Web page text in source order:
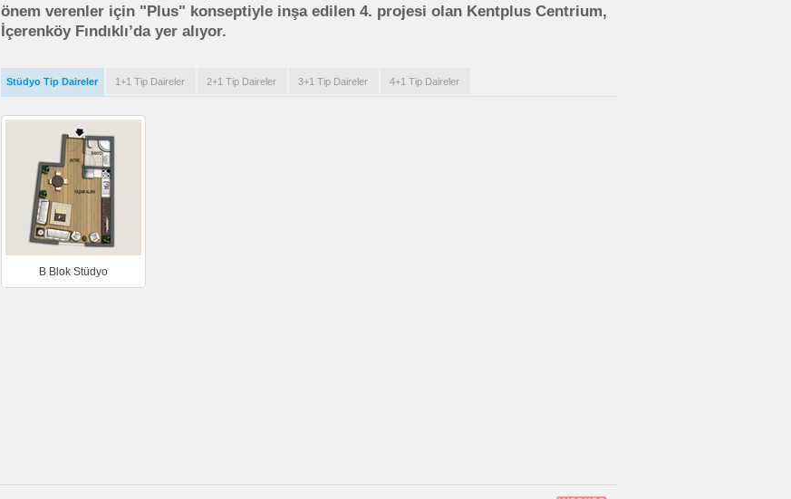
önem verenler için "Plus" konseptiyle inşa edilen 4. projesi olan Kentplus Centrium,
İçerenköy Fındıklı’da yer alıyor.
Stüdyo Tip Daireler 1+1 Tip Daireler 2+1 Tip Daireler 3+1 Tip Daireler 4+1 Tip Daireler
B Blok Stüdyo